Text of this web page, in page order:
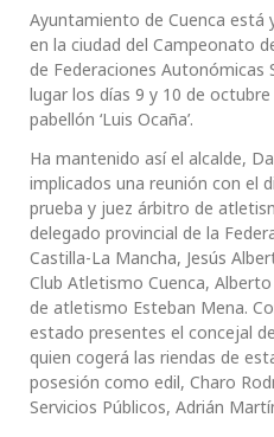
Ayuntamiento de Cuenca está
en la ciudad del Campeonato
de Federaciones Autonómicas
lugar los días 9 y 10 de
pabellón ‘Luis Ocaña’.
Ha mantenido así el alcalde,
implicados una reunión con el
prueba y juez árbitro de
delegado provincial de la
Castilla-La Mancha, Jesús
Club Atletismo Cuenca,
de atletismo Esteban Mena.
estado presentes el concejal
quien cogerá las riendas de
posesión como edil, Charo
Servicios Públicos, Adrián